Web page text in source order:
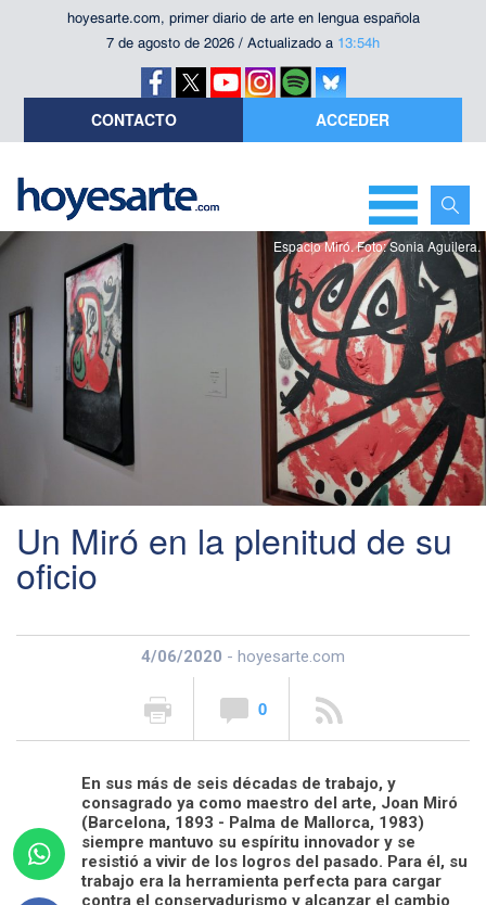
hoyesarte.com, primer diario de arte en lengua española
7 de agosto de 2026 / Actualizado a 13:54h
CONTACTO ACCEDER
Espacio Miró. Foto: Sonia Aguilera.
Un Miró en la plenitud de su
oficio
4/06/2020 - hoyesarte.com
0
En sus más de seis décadas de trabajo, y
consagrado ya como maestro del arte, Joan Miró
(Barcelona, 1893 - Palma de Mallorca, 1983)
siempre mantuvo su espíritu innovador y se
resistió a vivir de los logros del pasado. Para él, su
trabajo era la herramienta perfecta para cargar
contra el conservadurismo y alcanzar el cambio